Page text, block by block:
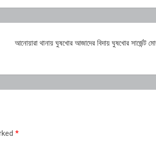
আনোয়ারা থানায় ঘুষখোর আজাদের বিদায় ঘুষখোর সার্জেন্ট
*